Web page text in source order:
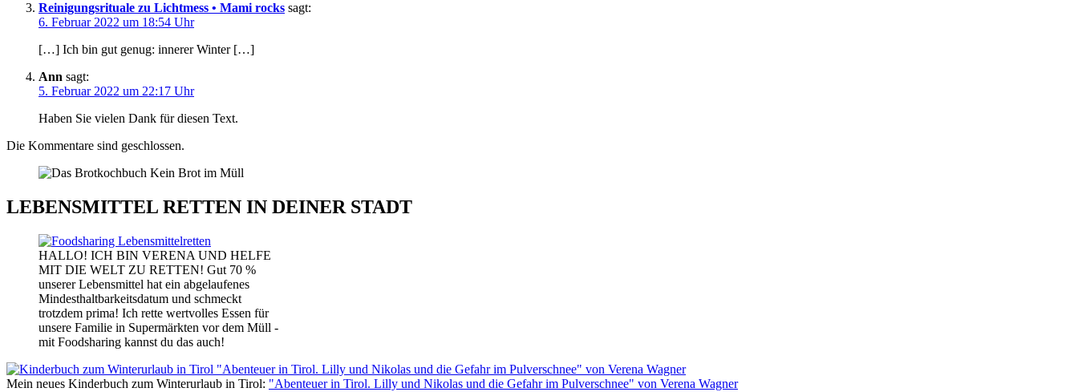
Reinigungsrituale zu Lichtmess • Mami rocks sagt:
6. Februar 2022 um 18:54 Uhr
[…] Ich bin gut genug: innerer Winter […]
Ann sagt:
5. Februar 2022 um 22:17 Uhr
Haben Sie vielen Dank für diesen Text.
Die Kommentare sind geschlossen.
LEBENSMITTEL RETTEN IN DEINER STADT
HALLO! ICH BIN VERENA UND HELFE
MIT DIE WELT ZU RETTEN! Gut 70 %
unserer Lebensmittel hat ein abgelaufenes
Mindesthaltbarkeitsdatum und schmeckt
trotzdem prima! Ich rette wertvolles Essen für
unsere Familie in Supermärkten vor dem Müll -
mit Foodsharing kannst du das auch!
Mein neues Kinderbuch zum Winterurlaub in Tirol: "Abenteuer in Tirol. Lilly und Nikolas und die Gefahr im Pulverschnee" von Verena Wagner